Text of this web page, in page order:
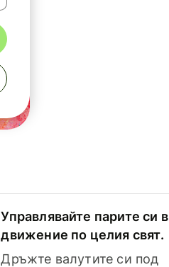
Управлявайте парите си в
движение по целия свят.
Дръжте валутите си под